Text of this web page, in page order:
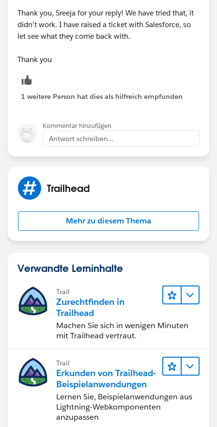
Thank you, Sreeja for your reply! We have tried that, it
didn't work. I have raised a ticket with Salesforce, so
let see what they come back with.
Thank you
1 weitere Person hat dies als hilfreich empfunden
Kommentar hinzufügen
Antwort schreiben...
Trailhead
Mehr zu diesem Thema
Verwandte Lerninhalte
Trail
Zurechtfinden in
Trailhead
Machen Sie sich in wenigen Minuten
mit Trailhead vertraut.
Trail
Erkunden von Trailhead-
Beispielanwendungen
Lernen Sie, Beispielanwendungen aus
Lightning-Webkomponenten
anzupassen